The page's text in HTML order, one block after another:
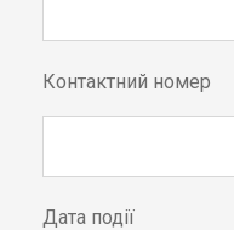
Контактний номер
Дата події